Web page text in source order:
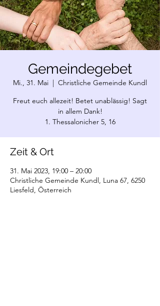
Gemeindegebet
Mi., 31. Mai
  |
Christliche Gemeinde Kundl
Freut euch allezeit! Betet unablässig! Sagt
in allem Dank!
1. Thessalonicher 5, 16
Zeit & Ort
31. Mai 2023, 19:00 – 20:00
Christliche Gemeinde Kundl, Luna 67, 6250
Liesfeld, Österreich